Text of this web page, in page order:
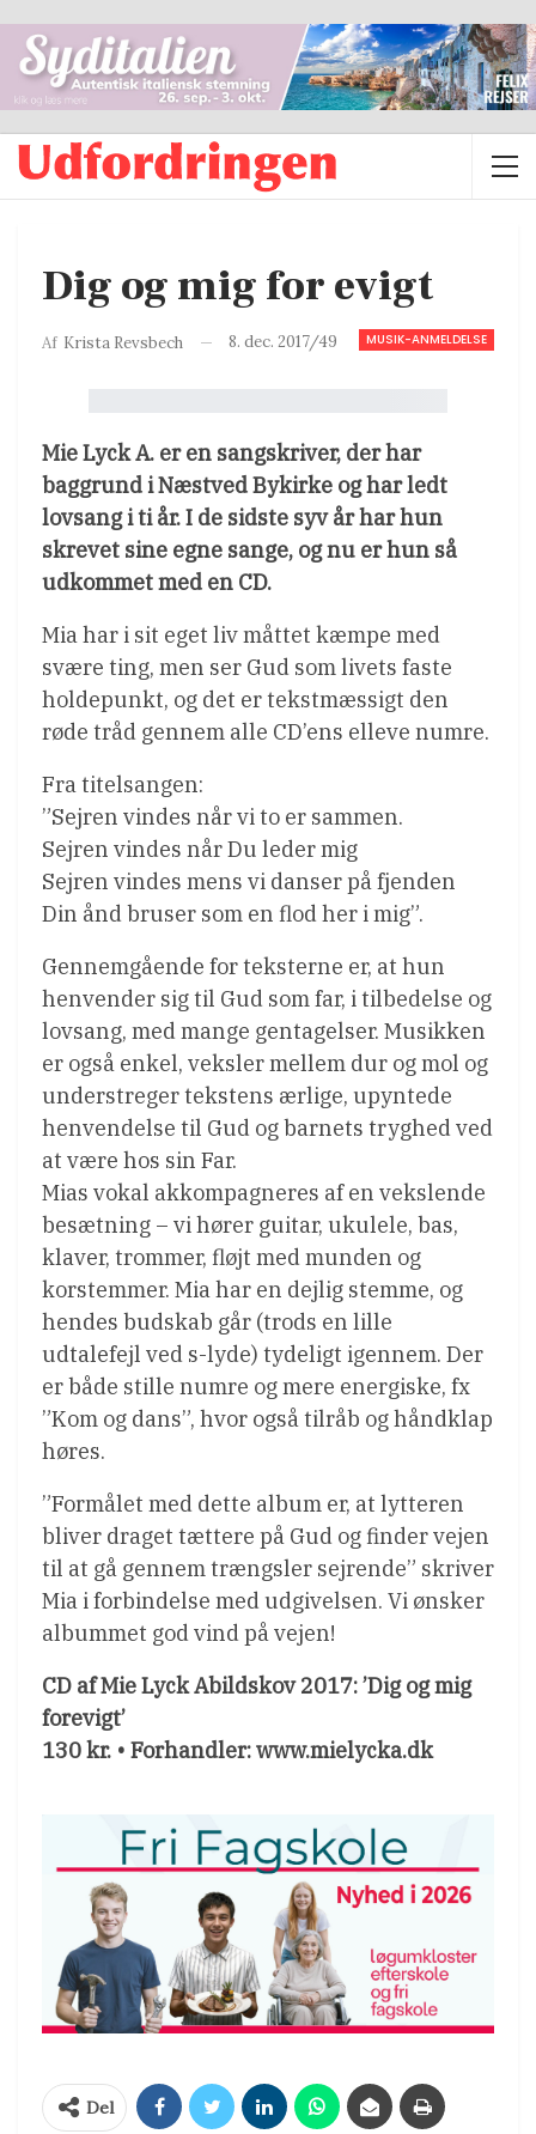
Dig og mig for evigt
MUSIK-ANMELDELSE
Af Krista Revsbech 8. dec. 2017/49
Mie Lyck A. er en sangskriver, der har
baggrund i Næstved Bykirke og har ledt
lovsang i ti år. I de sidste syv år har hun
skrevet sine egne sange, og nu er hun så
udkommet med en CD.
Mia har i sit eget liv måttet kæmpe med
svære ting, men ser Gud som livets faste
holdepunkt, og det er tekstmæssigt den
røde tråd gennem alle CD’ens elleve numre.
Fra titelsangen:
”Sejren vindes når vi to er sammen.
Sejren vindes når Du leder mig
Sejren vindes mens vi danser på fjenden
Din ånd bruser som en flod her i mig”.
Gennemgående for teksterne er, at hun
henvender sig til Gud som far, i tilbedelse og
lovsang, med mange gentagelser. Musikken
er også enkel, veksler mellem dur og mol og
understreger tekstens ærlige, upyntede
henvendelse til Gud og barnets tryghed ved
at være hos sin Far.
Mias vokal akkompagneres af en vekslende
besætning – vi hører guitar, ukulele, bas,
klaver, trommer, fløjt med munden og
korstemmer. Mia har en dejlig stemme, og
hendes budskab går (trods en lille
udtalefejl ved s-lyde) tydeligt igennem. Der
er både stille numre og mere energiske, fx
”Kom og dans”, hvor også tilråb og håndklap
høres.
”Formålet med dette album er, at lytteren
bliver draget tættere på Gud og finder vejen
til at gå gennem trængsler sejrende” skriver
Mia i forbindelse med udgivelsen. Vi ønsker
albummet god vind på vejen!
CD af Mie Lyck Abildskov 2017: ’Dig og mig
forevigt’
130 kr. • Forhandler: www.mielycka.dk
Del